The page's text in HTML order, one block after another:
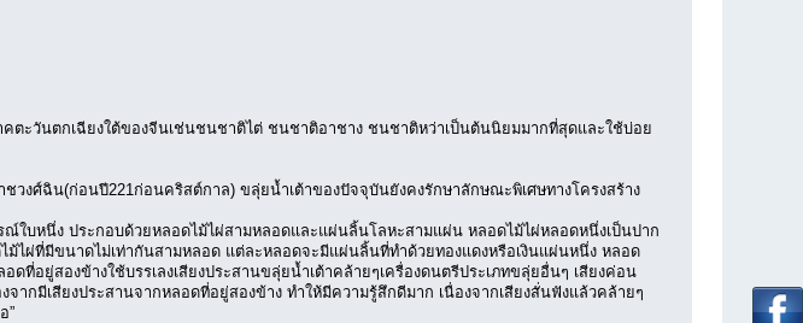
ตะวันตกเฉียงใต้ของจีนเช่นชนชาติไต่ ชนชาติอาชาง ชนชาติหว่าเป็นต้นนิยมมากที่สุดและใช้บ่อย
วงศ์ฉิน(ก่อนปี221ก่อนคริสต์กาล) ขลุ่ยน้ำเต้าของปัจจุบันยังคงรักษาลักษณะพิเศษทางโครงสร้าง
ณ์ใบหนึ่ง ประกอบด้วยหลอดไม้ไผ่สามหลอดและแผ่นลิ้นโลหะสามแผ่น หลอดไม้ไผ่หลอดหนึ่งเป็นปาก
ไม้ไผ่ที่มีขนาดไม่เท่ากันสามหลอด แต่ละหลอดจะมีแผ่นลิ้นที่ทำด้วยทองแดงหรือเงินแผ่นหนึ่ง หลอด
ดที่อยู่สองข้างใช้บรรเลงเสียงประสานขลุ่ยน้ำเต้าคล้ายๆเครื่องดนตรีประเภทขลุ่ยอื่นๆ เสียงค่อน
จากมีเสียงประสานจากหลอดที่อยู่สองข้าง ทำให้มีความรู้สึกดีมาก เนื่องจากเสียงสั่นฟังแล้วคล้ายๆ
”